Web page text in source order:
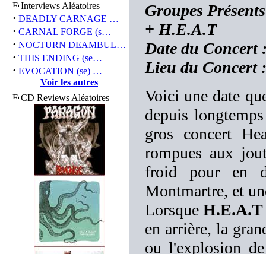
Interviews Aléatoires
· DEADLY CARNAGE …
· CARNAL FORGE (s…
· NOCTURN DEAMBUL…
· THIS ENDING (se…
· EVOCATION (se) …
Voir les autres
CD Reviews Aléatoires
Groupes
+ H.E.A.T
Date du
Lieu du Concert
Voici une date
depuis
gros concert
rompues aux
froid pour en
Montmartre, et
LorsqueH.E.A.T
en arrière, la
ou l'explosion